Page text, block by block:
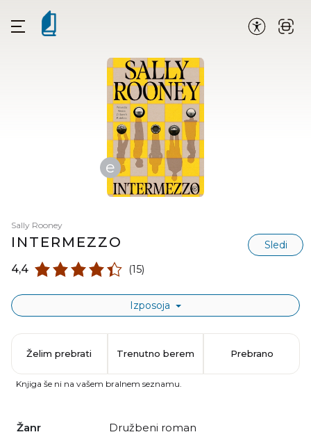
e
Sally Rooney
INTERMEZZO Sledi
4,4 (15)
Izposoja
Žanr
družbeni roman
Želim prebrati Trenutno berem Prebrano
Knjiga še ni na vašem bralnem seznamu.